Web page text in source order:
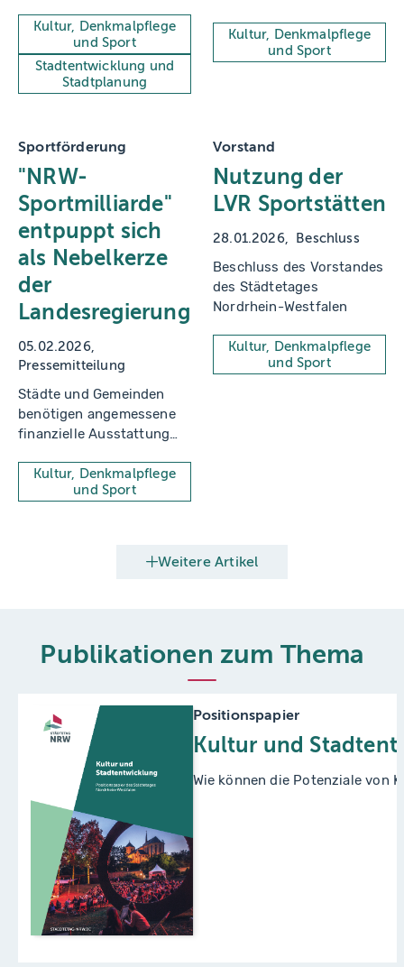
Kultur, Denkmalpflege
und Sport
Stadtentwicklung und
Stadtplanung
"KölnRheinRuhr" um die
Ausrichtung Olympischer
Kultur, Denkmalpflege
und Sport
Sportförderung
"NRW-
Sportmilliarde"
entpuppt sich
als Nebelkerze
der
Landesregierung
05.02.2026
Pressemitteilung
Städte und Gemeinden
benötigen angemessene
finanzielle Ausstattung
Sportstätten.
Kultur, Denkmalpflege
und Sport
Vorstand
Nutzung der
LVR Sportstätten
28.01.2026 Beschluss
Beschluss des Vorstandes
des Städtetages
Nordrhein-Westfalen
Kultur, Denkmalpflege
und Sport
Weitere Artikel
Publikationen zum Thema
Positionspapier
Kultur und
Wie können die Potenziale von